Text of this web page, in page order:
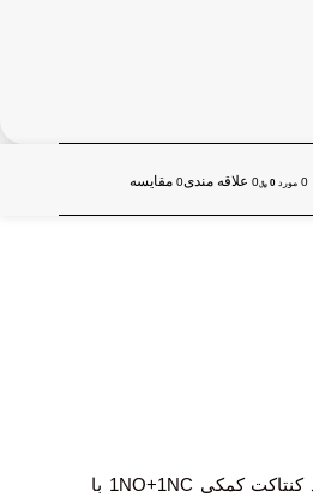
0 مورد 0 ﷼0 علاقه مندی0 مقايسه
کنتاکتور اشنایدر LC1D18 دارای تحمل جریان 18 آمپر و دو عدد کنتاکت کمکی 1NO+1NC با